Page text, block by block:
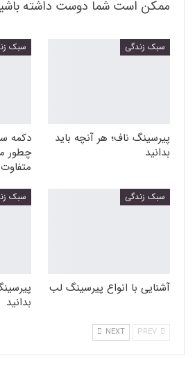
ممکن است شما دوست داشته
سبک زندگی
پیرسینگ ناف؛ هر آنچه باید
بدانید
سبک
دکمه
چطور
سبک زندگی
آشنایی با انواع پیرسینگ لب
سبک
بدانید
NEXT